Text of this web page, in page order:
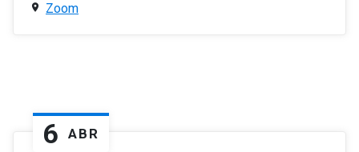
Zoom
6 ABR